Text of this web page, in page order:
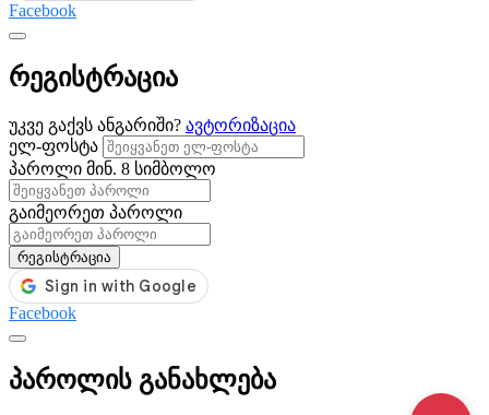
Facebook
რეგისტრაცია
უკვე გაქვს ანგარიში? ავტორიზაცია
ელ-ფოსტა
პაროლი მინ. 8 სიმბოლო
გაიმეორეთ პაროლი
რეგისტრაცია
Facebook
პაროლის განახლება